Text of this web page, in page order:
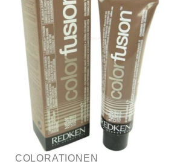
COLORATIONEN